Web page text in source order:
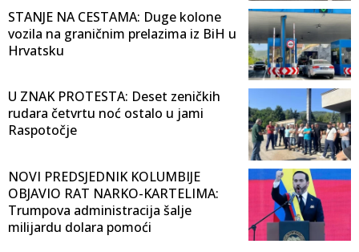
STANJE NA CESTAMA: Duge kolone
vozila na graničnim prelazima iz BiH u
Hrvatsku
U ZNAK PROTESTA: Deset zeničkih
rudara četvrtu noć ostalo u jami
Raspotočje
NOVI PREDSJEDNIK KOLUMBIJE
OBJAVIO RAT NARKO-KARTELIMA:
Trumpova administracija šalje
milijardu dolara pomoći